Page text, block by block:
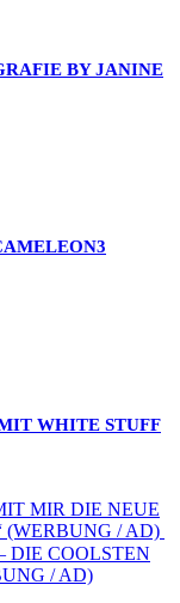
BY JANINE
WHITE STUFF
MIR DIE NEUE
(WERBUNG / AD)
DIE COOLSTEN
/ AD)